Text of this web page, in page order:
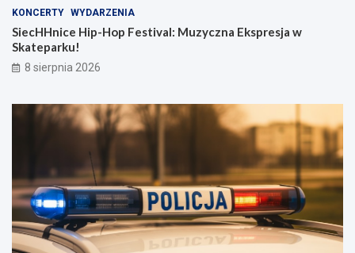
KONCERTY WYDARZENIA
SiecHHnice Hip-Hop Festival: Muzyczna Ekspresja w
Skateparku!
8 sierpnia 2026